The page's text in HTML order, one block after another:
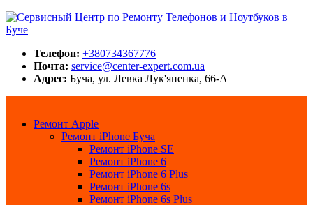
Сервисный Центр по Ремонту Телефонов и Ноутбуков в Буче
Center-Expert.com.ua
Телефон: +380734367776
Почта: service@center-expert.com.ua
Адрес: Буча, ул. Левка Лук'яненка, 66-А
Ремонт Apple
Ремонт iPhone Буча
Ремонт iPhone SE
Ремонт iPhone 6
Ремонт iPhone 6 Plus
Ремонт iPhone 6s
Ремонт iPhone 6s Plus